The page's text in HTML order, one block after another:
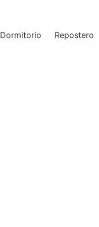
Dormitorio Repostero